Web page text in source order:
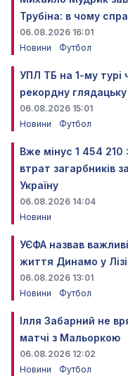
Трубіна: в чому
06.08.2026 16:01
Новини
Футбол
УПЛ ТБ на 1-му турі
рекордну
06.08.2026 15:01
Новини
Футбол
Вже мінус 1 454 210
втрат загарбників
Україну
06.08.2026 14:04
Новини
УЄФА назвав
життя Динамо у
06.08.2026 13:01
Новини
Футбол
Ілля Забарний не
матчі з Мальоркою
06.08.2026 12:02
Новини
Футбол